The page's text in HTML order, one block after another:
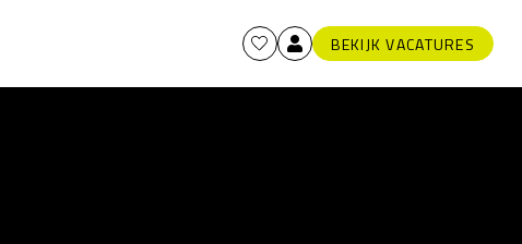
BEKIJK VACATURES